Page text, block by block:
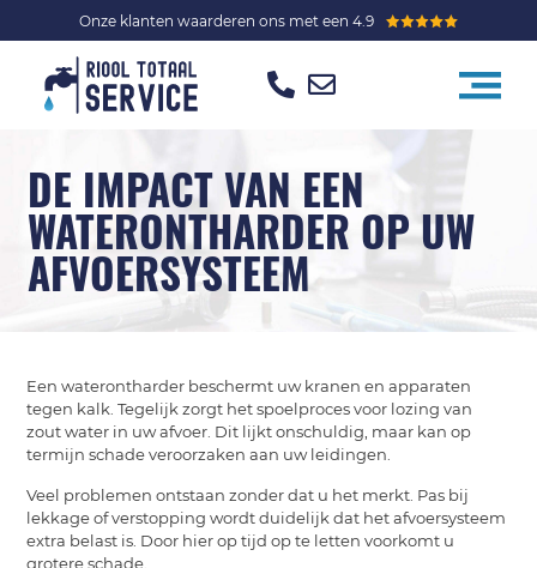
Onze klanten waarderen ons met een 4.9
DE IMPACT VAN EEN
WATERONTHARDER OP UW
AFVOERSYSTEEM
Een waterontharder beschermt uw kranen en apparaten
tegen kalk. Tegelijk zorgt het spoelproces voor lozing van
zout water in uw afvoer. Dit lijkt onschuldig, maar kan op
termijn schade veroorzaken aan uw leidingen.
Veel problemen ontstaan zonder dat u het merkt. Pas bij
lekkage of verstopping wordt duidelijk dat het afvoersysteem
extra belast is. Door hier op tijd op te letten voorkomt u
grotere schade.